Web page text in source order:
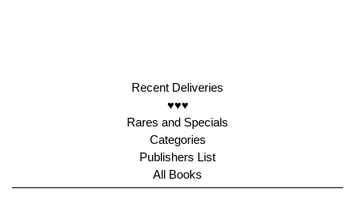
Recent Deliveries
♥♥♥
Rares and Specials
Categories
Publishers List
All Books